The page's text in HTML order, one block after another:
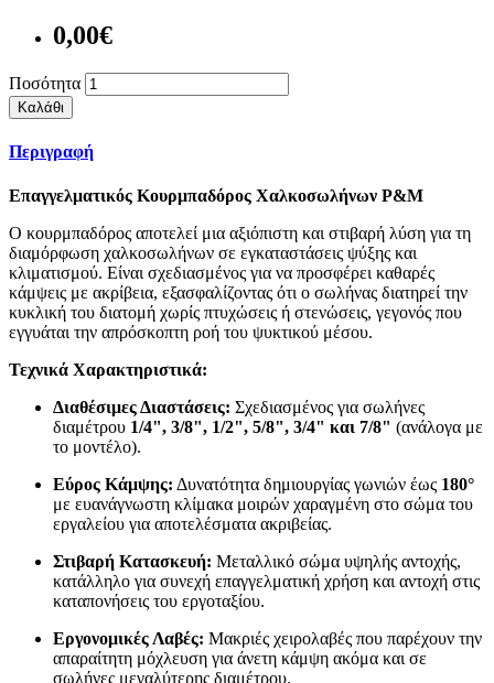
0,00€
Ποσότητα
Καλάθι
Περιγραφή
Επαγγελματικός Κουρμπαδόρος Χαλκοσωλήνων P&M
Ο κουρμπαδόρος αποτελεί μια αξιόπιστη και στιβαρή λύση για τη
διαμόρφωση χαλκοσωλήνων σε εγκαταστάσεις ψύξης και
κλιματισμού. Είναι σχεδιασμένος για να προσφέρει καθαρές
κάμψεις με ακρίβεια, εξασφαλίζοντας ότι ο σωλήνας διατηρεί την
κυκλική του διατομή χωρίς πτυχώσεις ή στενώσεις, γεγονός που
εγγυάται την απρόσκοπτη ροή του ψυκτικού μέσου.
Τεχνικά Χαρακτηριστικά:
Διαθέσιμες Διαστάσεις: Σχεδιασμένος για σωλήνες
διαμέτρου 1/4", 3/8", 1/2", 5/8", 3/4" και 7/8" (ανάλογα με
το μοντέλο).
Εύρος Κάμψης: Δυνατότητα δημιουργίας γωνιών έως 180°
με ευανάγνωστη κλίμακα μοιρών χαραγμένη στο σώμα του
εργαλείου για αποτελέσματα ακριβείας.
Στιβαρή Κατασκευή: Μεταλλικό σώμα υψηλής αντοχής,
κατάλληλο για συνεχή επαγγελματική χρήση και αντοχή στις
καταπονήσεις του εργοταξίου.
Εργονομικές Λαβές: Μακριές χειρολαβές που παρέχουν την
απαραίτητη μόχλευση για άνετη κάμψη ακόμα και σε
σωλήνες μεγαλύτερης διαμέτρου.